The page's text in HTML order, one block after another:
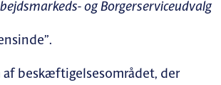
og Borgerserviceudvalg
af beskæftigelsesområdet, der